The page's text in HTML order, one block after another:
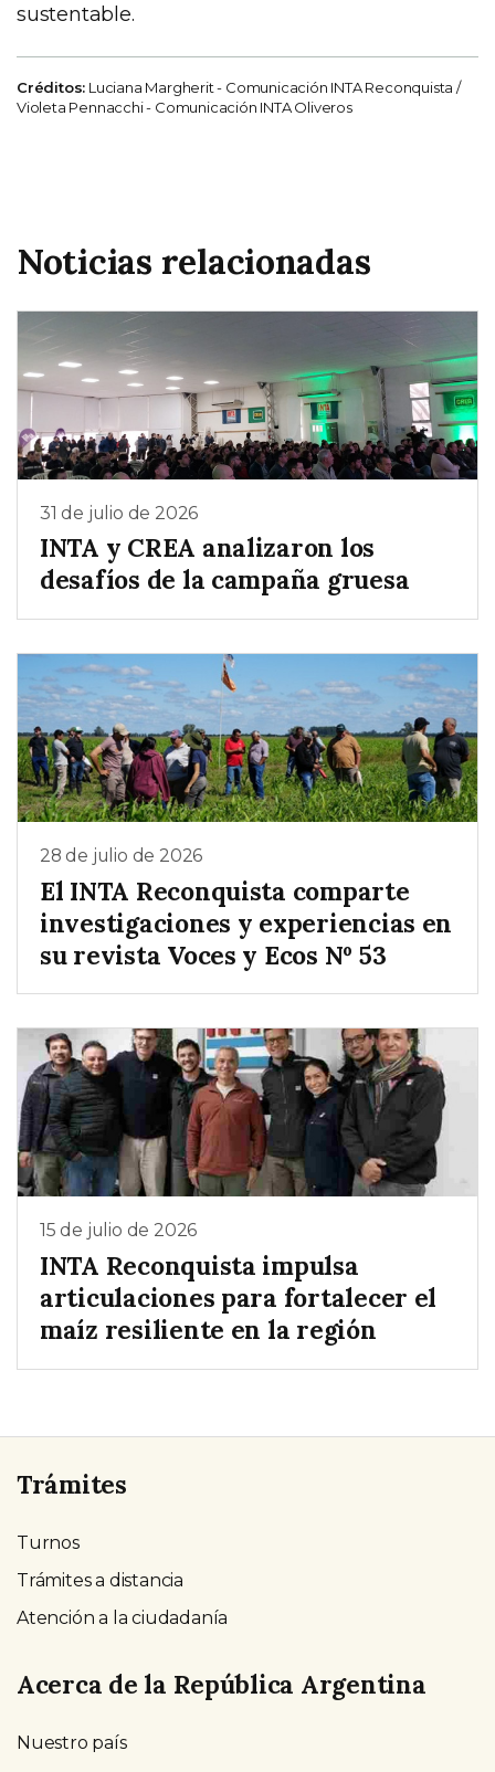
sustentable.
Créditos: Luciana Margherit - Comunicación INTA Reconquista /
Violeta Pennacchi - Comunicación INTA Oliveros
Noticias relacionadas
31 de julio de 2026
INTA y CREA analizaron los
desafíos de la campaña gruesa
28 de julio de 2026
El INTA Reconquista comparte
investigaciones y experiencias en
su revista Voces y Ecos Nº 53
15 de julio de 2026
INTA Reconquista impulsa
articulaciones para fortalecer el
maíz resiliente en la región
Trámites
Turnos
Trámites a distancia
Atención a la ciudadanía
Acerca de la República Argentina
Nuestro país